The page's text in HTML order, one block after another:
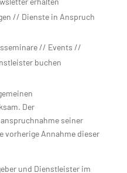
// Dienste in Anspruch
// Events //
buchen
Der
seiner
vorherige Annahme dieser
und Dienstleister im